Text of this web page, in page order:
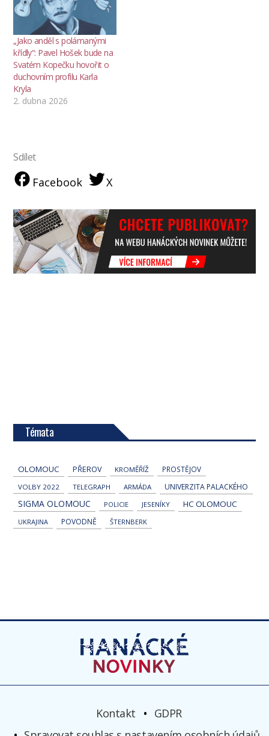
„Jako anděl s polámanými
křídly“: Pavel Hošek bude na
Svatém Kopečku hovořit o
duchovním profilu Karla
Kryla
2. dubna 2026
Sdílet
Facebook X
Témata
OLOMOUC PŘEROV KROMĚŘÍŽ PROSTĚJOV
VOLBY 2022 TELEGRAPH ARMÁDA UNIVERZITA PALACKÉHO
SIGMA OLOMOUC POLICIE JESENÍKY HC OLOMOUC
UKRAJINA POVODNĚ ŠTERNBERK
Kontakt
GDPR